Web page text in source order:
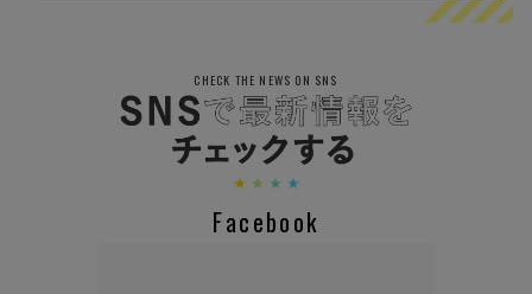
CHECK THE NEWS ON SNS
Facebook